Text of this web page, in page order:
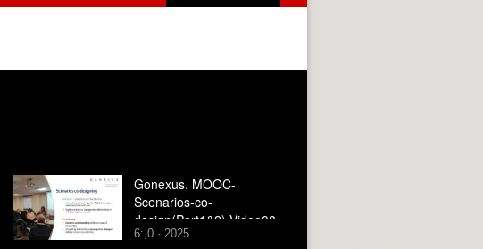
Gonexus. MOOC-
Scenarios-co-
design(Part1&2)-Video08-
NEW
6:,0 · 2025